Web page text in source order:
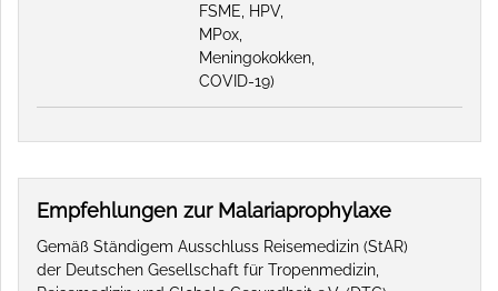
FSME, HPV,
MPox,
Meningokokken,
COVID-19)
Empfehlungen zur Malariaprophylaxe
Gemäß Ständigem Ausschluss Reisemedizin (StAR)
der Deutschen Gesellschaft für Tropenmedizin,